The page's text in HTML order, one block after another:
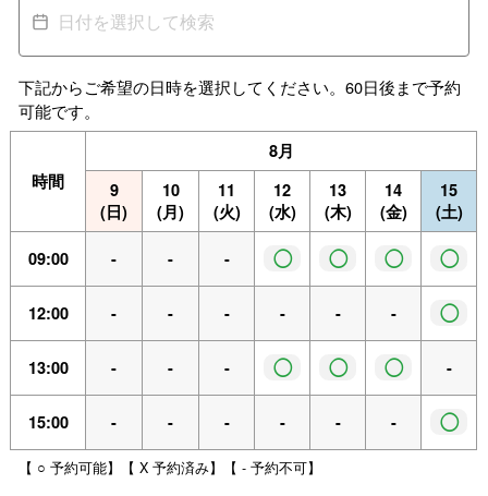
下記からご希望の日時を選択してください。60日後まで予約
可能です。
時間
8月
9
(日)
10
(月)
11
(火)
12
(水)
13
(木)
14
(金)
15
(土)
09:00 - - - ◯ ◯ ◯ ◯
12:00 - - - - - - ◯
13:00 - - - ◯ ◯ ◯ -
15:00 - - - - - - ◯
【 ○ 予約可能】【 X 予約済み】【 - 予約不可】